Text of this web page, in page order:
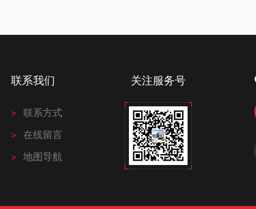
联系我们
联系方式
在线留言
地图导航
关注服务号